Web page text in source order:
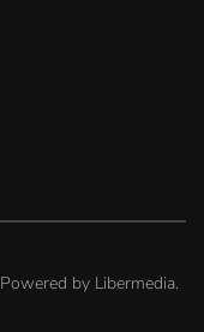
by Libermedia.